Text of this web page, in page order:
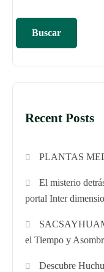
Buscar
Recent Posts
PLANTAS
El misterio
portal Inter
el Tiempo y
Descubre